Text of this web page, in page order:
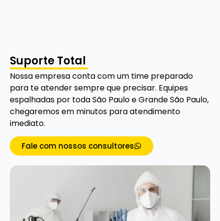
Suporte Total
Nossa empresa conta com um time preparado
para te atender sempre que precisar. Equipes
espalhadas por toda São Paulo e Grande São Paulo,
chegaremos em minutos para atendimento
imediato.
Fale com nossos consultores